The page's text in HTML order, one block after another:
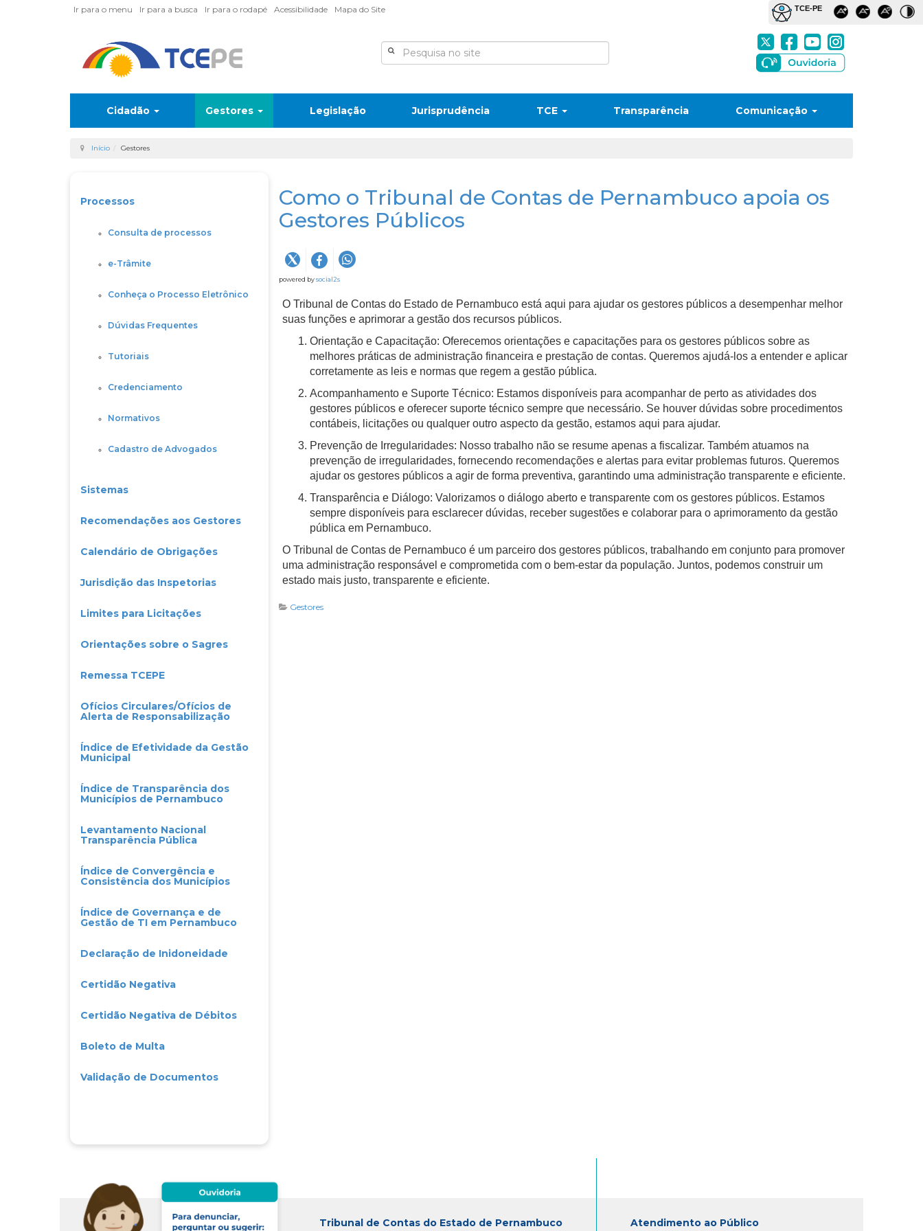
Ir para o menu Ir para a busca Ir para o rodapé Acessibilidade Mapa do Site
Cidadão Gestores Legislação Jurisprudência TCE Transparência Comunicação
Início Gestores
Processos
Consulta de processos
e-Trâmite
Conheça o Processo Eletrônico
Dúvidas Frequentes
Tutoriais
Credenciamento
Normativos
Cadastro de Advogados
Sistemas
Recomendações aos Gestores
Calendário de Obrigações
Jurisdição das Inspetorias
Limites para Licitações
Orientações sobre o Sagres
Remessa TCEPE
Ofícios Circulares/Ofícios de
Alerta de Responsabilização
Índice de Efetividade da Gestão
Municipal
Índice de Transparência dos
Municípios de Pernambuco
Levantamento Nacional
Transparência Pública
Índice de Convergência e
Consistência dos Municípios
Índice de Governança e de
Gestão de TI em Pernambuco
Declaração de Inidoneidade
Certidão Negativa
Certidão Negativa de Débitos
Boleto de Multa
Validação de Documentos
Como o Tribunal de Contas de Pernambuco apoia os
Gestores Públicos
powered bysocial2s
O Tribunal de Contas do Estado de Pernambuco está aqui para ajudar os gestores públicos a desempenhar melhor
suas funções e aprimorar a gestão dos recursos públicos.
Orientação e Capacitação: Oferecemos orientações e capacitações para os gestores públicos sobre as
melhores práticas de administração financeira e prestação de contas. Queremos ajudá-los a entender e aplicar
corretamente as leis e normas que regem a gestão pública.
Acompanhamento e Suporte Técnico: Estamos disponíveis para acompanhar de perto as atividades dos
gestores públicos e oferecer suporte técnico sempre que necessário. Se houver dúvidas sobre procedimentos
contábeis, licitações ou qualquer outro aspecto da gestão, estamos aqui para ajudar.
Prevenção de Irregularidades: Nosso trabalho não se resume apenas a fiscalizar. Também atuamos na
prevenção de irregularidades, fornecendo recomendações e alertas para evitar problemas futuros. Queremos
ajudar os gestores públicos a agir de forma preventiva, garantindo uma administração transparente e eficiente.
Transparência e Diálogo: Valorizamos o diálogo aberto e transparente com os gestores públicos. Estamos
sempre disponíveis para esclarecer dúvidas, receber sugestões e colaborar para o aprimoramento da gestão
pública em Pernambuco.
O Tribunal de Contas de Pernambuco é um parceiro dos gestores públicos, trabalhando em conjunto para promover
uma administração responsável e comprometida com o bem-estar da população. Juntos, podemos construir um
estado mais justo, transparente e eficiente.
Gestores
Tribunal de Contas do Estado de Pernambuco
Atendimento ao Público